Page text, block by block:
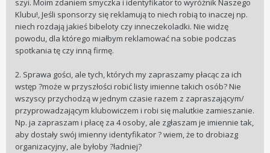
szyi. Moim zdaniem smyczka i identyfikator to wyróżnik Naszego
Klubu!, Jeśli sponsorzy się reklamują to niech robią to inaczej np.
niech rozdają jakieś bibeloty czy inneczekoladki. Nie widzę
powodu, dla którego miałbym reklamować na sobie podczas
spotkania tę czy inną firmę.
2. Sprawa gości, ale tych, których my zapraszamy płacąc za ich
wstęp ?może w przyszłości robić listy imienne takich osób? Nie
wszyscy przychodzą w jednym czasie razem z zapraszającym/
przyprowadzającym klubowiczem i robi się malutkie zamieszanie.
Np. ja zapraszam i płacę za 4 osoby, ale zgłaszam je imiennie tak,
aby dostały swój imienny identyfikator ? wiem, że to drobiazg
organizacyjny, ale byłoby ?ładniej?